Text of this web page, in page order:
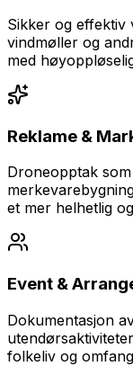
Sikker og effektiv
vindmøller og
med
Reklame &
Droneopptak
et mer helhetlig
Event &
Dokumentasjon
folkeliv og